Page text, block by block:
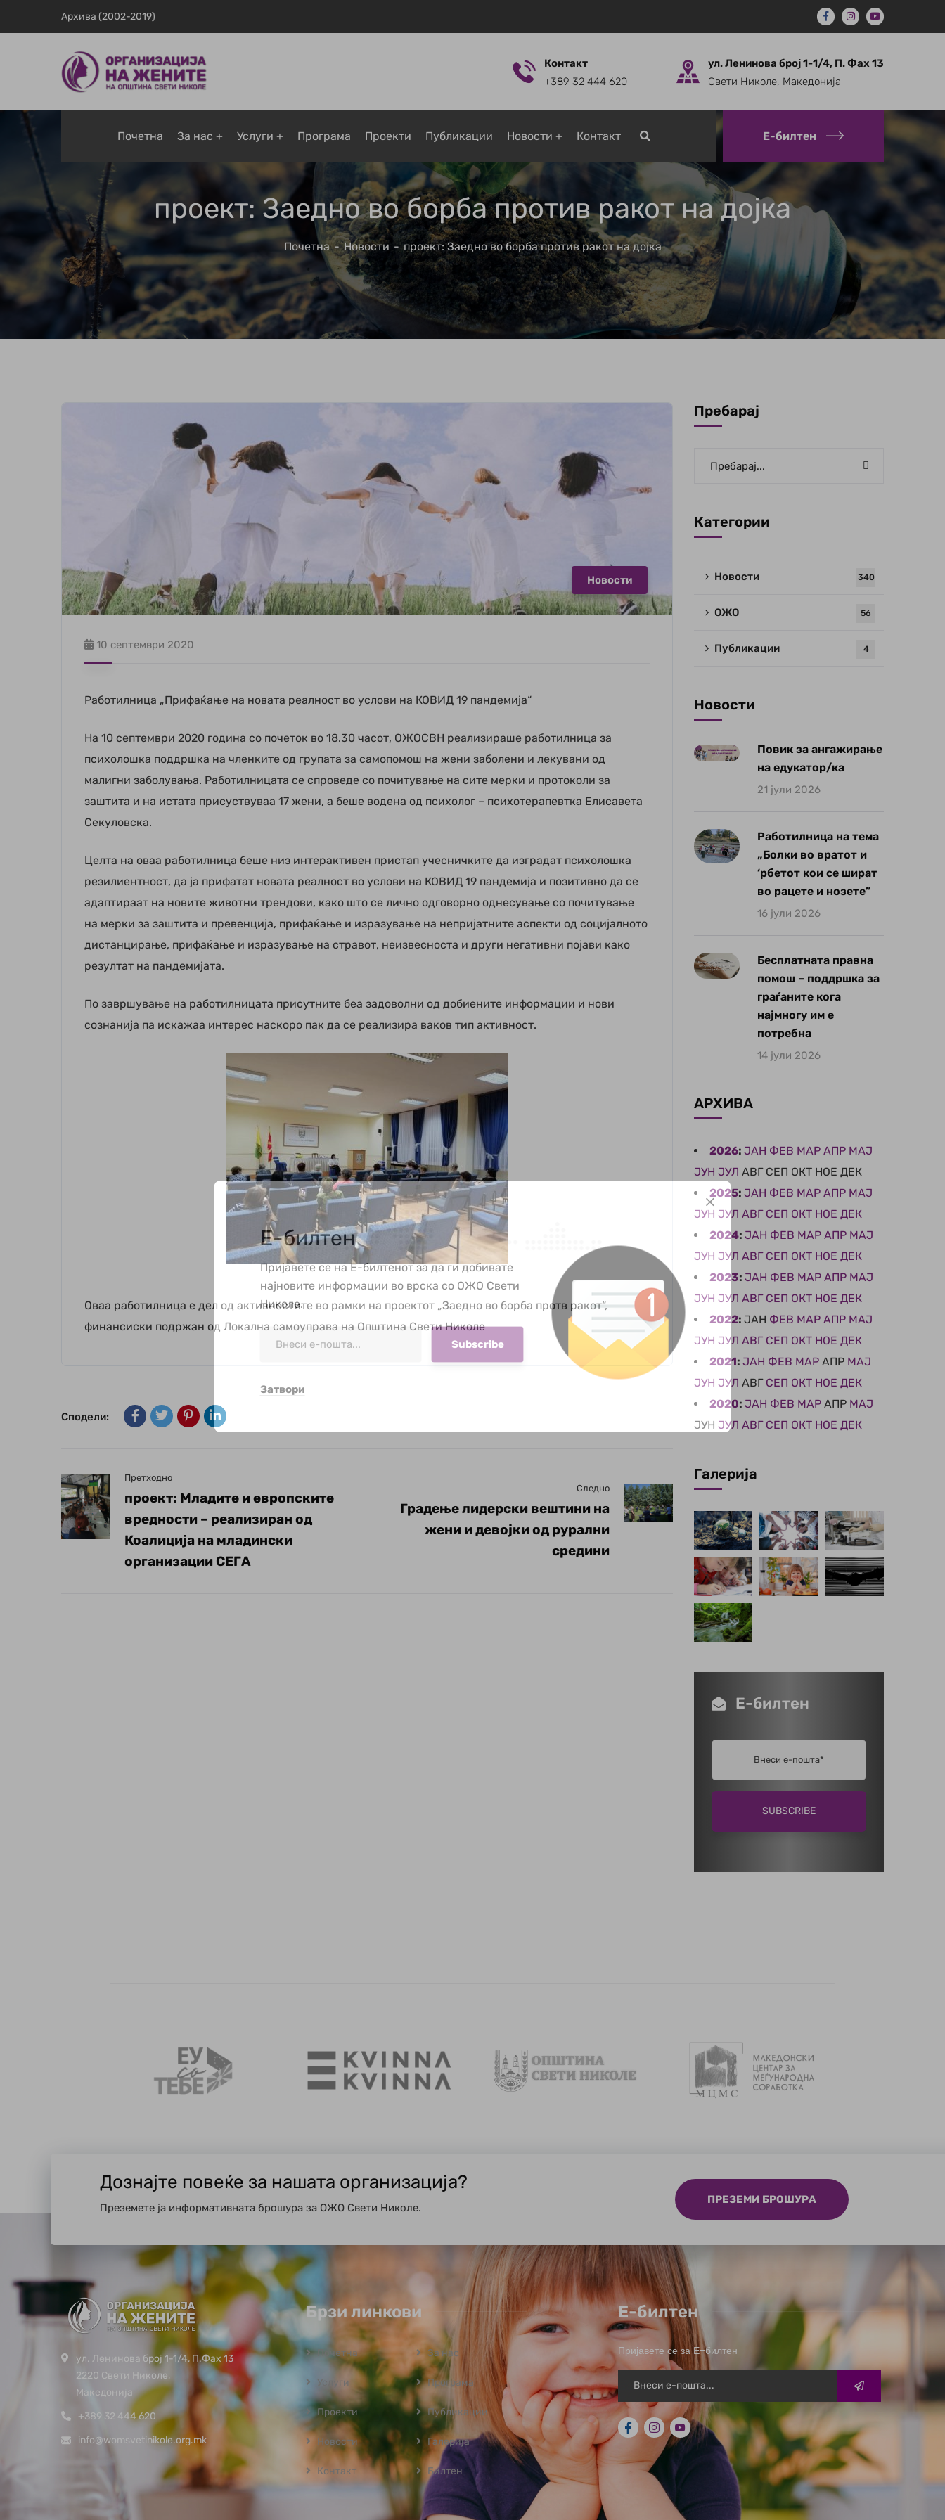
Архива (2002-2019)
Контакт
+389 32 444 620
ул. Ленинова број 1-1/4, П. Фах 13
Свети Николе, Македонија
Почетна За нас Услуги Програмa Проекти Публикации Новости Контакт Е-билтен
проект: Заедно во борба против ракот на дојка
Почетна Новости проект: Заедно во борба против ракот на дојка
Новости
10 септември 2020
Работилница „Прифаќање на новата реалност во услови на КОВИД 19 пандемија“
На 10 септември 2020 година со почеток во 18.30 часот, ОЖОСВН реализираше работилница за
психолошка поддршка на членките од групата за самопомош на жени заболени и лекувани од
малигни заболувања. Работилницата се спроведе со почитување на ситe мерки и протоколи за
заштита и на истата присуствуваа 17 жени, а беше водена од психолог – психотерапевтка Елисавета
Секуловска.
Целта на оваа работилница беше низ интерактивен пристап учесничките да изградат психолошка
резилиентност, да ја прифатат новата реалност во услови на КОВИД 19 пандемија и позитивно да се
адаптираат на новите животни трендови, како што се лично одговорно однесување со почитување
на мерки за заштита и превенција, прифаќање и изразување на непријатните аспекти од социјалното
дистанцирање, прифаќање и изразување на стравот, неизвесноста и други негативни појави како
резултат на пандемијата.
По завршување на работилницата присутните беа задоволни од добиените информации и нови
сознанија па искажаа интерес наскоро пак да се реализира ваков тип активност.
Оваа работилница е дел од активностите во рамки на проектот „Заедно во борба протв ракот“,
финансиски подржан од Локална самоуправа на Општина Свети Николе
Сподели:
Претходно
проект: Младите и европските
вредности – реализиран од
Коалиција на младински
организации СЕГА
Следно
Градење лидерски вештини на
жени и девојки од рурални
средини
Пребарај
Категории
Новости 340
ОЖО 56
Публикации 4
Новости
Повик за ангажирање
на едукатор/ка
21 јули 2026
Работилница на тема
„Болки во вратот и
‘рбетот кои се шират
во рацете и нозете”
16 јули 2026
Бесплатната правна
помош – поддршка за
граѓаните кога
најмногу им е
потребна
14 јули 2026
АРХИВА
2026: ЈАН ФЕВ МАР АПР МАЈ
ЈУН ЈУЛ АВГ СЕП ОКТ НОЕ ДЕК
2025: ЈАН ФЕВ МАР АПР МАЈ
ЈУН ЈУЛ АВГ СЕП ОКТ НОЕ ДЕК
2024: ЈАН ФЕВ МАР АПР МАЈ
ЈУН ЈУЛ АВГ СЕП ОКТ НОЕ ДЕК
2023: ЈАН ФЕВ МАР АПР МАЈ
ЈУН ЈУЛ АВГ СЕП ОКТ НОЕ ДЕК
2022: ЈАН ФЕВ МАР АПР МАЈ
ЈУН ЈУЛ АВГ СЕП ОКТ НОЕ ДЕК
2021: ЈАН ФЕВ МАР АПР МАЈ
ЈУН ЈУЛ АВГ СЕП ОКТ НОЕ ДЕК
2020: ЈАН ФЕВ МАР АПР МАЈ
ЈУН ЈУЛ АВГ СЕП ОКТ НОЕ ДЕК
Галерија
Е-билтен
Дознајте повеќе за нашата организација?
Преземете ја информативната брошура за ОЖО Свети Николе.
ПРЕЗЕМИ БРОШУРА
ул. Ленинова број 1-1/4, П.Фах 13
2220 Свети Николе,
Македонија
+389 32 444 620
info@womsvetinikole.org.mk
Брзи линкови
Почетна За нас
Услуги Програмa
Проекти Публикации
Новости Галерија
Контакт Билтен
Е-билтен
Пријавете се за Е-билтен
Е-билтен
Пријавете се на Е-билтенот за да ги добивате
најновите информации во врска со ОЖО Свети
Николе.
Затвори